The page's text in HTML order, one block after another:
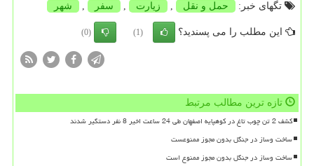
تگهای خبر:
حمل و نقل , زیارت , سفر , شهر
این مطلب را می پسندید؟ (1)
(0)
تازه ترین مطالب مرتبط
کشف 2 تن چوب تاغ در کوهپایه اصفهان طی 24 ساعت اخیر 8 نفر دستگیر شدند
ساخت وساز در جنگل بدون مجوز ممنوعست
ساخت وساز در جنگل بدون مجوز ممنوع است